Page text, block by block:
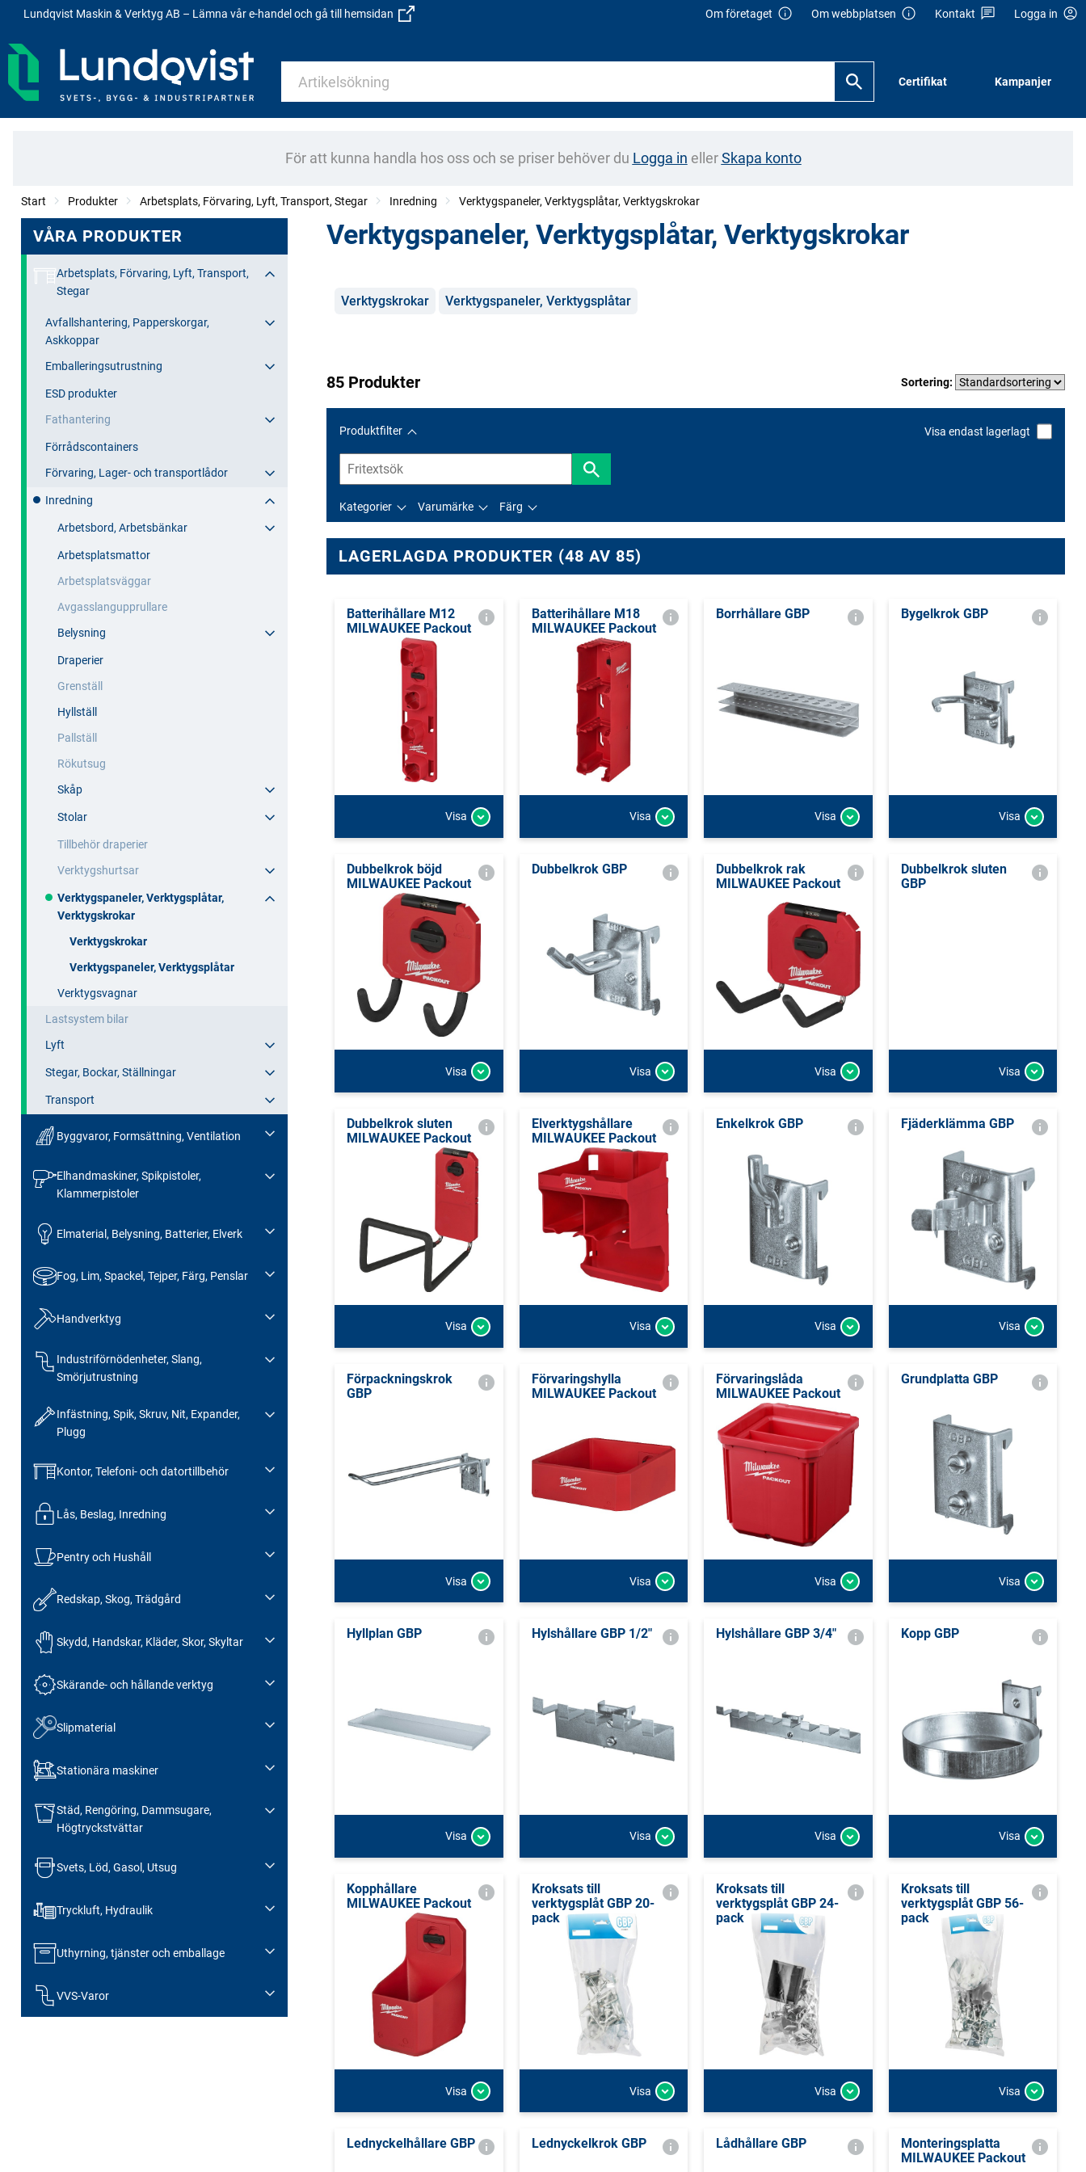
Lundqvist Maskin & Verktyg AB – Lämna vår e-handel och gå till hemsidan Om företaget Om webbplatsen Kontakt Logga in
Certifikat Kampanjer
För att kunna handla hos oss och se priser behöver du Logga in ellerSkapa konto
Start Produkter Arbetsplats, Förvaring, Lyft, Transport, Stegar Inredning Verktygspaneler, Verktygsplåtar, Verktygskrokar
VÅRA PRODUKTER
Arbetsplats, Förvaring, Lyft, Transport,
Stegar
Avfallshantering, Papperskorgar,
Askkoppar
Emballeringsutrustning
ESD produkter
Fathantering
Förrådscontainers
Förvaring, Lager- och transportlådor
Inredning
Arbetsbord, Arbetsbänkar
Arbetsplatsmattor
Arbetsplatsväggar
Avgasslangupprullare
Belysning
Draperier
Grenställ
Hyllställ
Pallställ
Rökutsug
Skåp
Stolar
Tillbehör draperier
Verktygshurtsar
Verktygspaneler, Verktygsplåtar,
Verktygskrokar
Verktygskrokar
Verktygspaneler, Verktygsplåtar
Verktygsvagnar
Lastsystem bilar
Lyft
Stegar, Bockar, Ställningar
Transport
Byggvaror, Formsättning, Ventilation
Elhandmaskiner, Spikpistoler,
Klammerpistoler
Elmaterial, Belysning, Batterier, Elverk
Fog, Lim, Spackel, Tejper, Färg, Penslar
Handverktyg
Industriförnödenheter, Slang,
Smörjutrustning
Infästning, Spik, Skruv, Nit, Expander,
Plugg
Kontor, Telefoni- och datortillbehör
Lås, Beslag, Inredning
Pentry och Hushåll
Redskap, Skog, Trädgård
Skydd, Handskar, Kläder, Skor, Skyltar
Skärande- och hållande verktyg
Slipmaterial
Stationära maskiner
Städ, Rengöring, Dammsugare,
Högtryckstvättar
Svets, Löd, Gasol, Utsug
Tryckluft, Hydraulik
Uthyrning, tjänster och emballage
VVS-Varor
Verktygspaneler, Verktygsplåtar, Verktygskrokar
Kategorier
Verktygskrokar Verktygspaneler, Verktygsplåtar
85 Produkter Sortering:
Produktfilter Visa endast lagerlagt
Kategorier Varumärke Färg
LAGERLAGDA PRODUKTER (48 AV 85)
Batterihållare M12
MILWAUKEE Packout
Visa
Batterihållare M18
MILWAUKEE Packout
Visa
Borrhållare GBP
Visa
Bygelkrok GBP
Visa
Dubbelkrok böjd
MILWAUKEE Packout
Visa
Dubbelkrok GBP
Visa
Dubbelkrok rak
MILWAUKEE Packout
Visa
Dubbelkrok sluten
GBP
Visa
Dubbelkrok sluten
MILWAUKEE Packout
Visa
Elverktygshållare
MILWAUKEE Packout
Visa
Enkelkrok GBP
Visa
Fjäderklämma GBP
Visa
Förpackningskrok
GBP
Visa
Förvaringshylla
MILWAUKEE Packout
Visa
Förvaringslåda
MILWAUKEE Packout
Visa
Grundplatta GBP
Visa
Hyllplan GBP
Visa
Hylshållare GBP 1/2"
Visa
Hylshållare GBP 3/4"
Visa
Kopp GBP
Visa
Kopphållare
MILWAUKEE Packout
Visa
Kroksats till
verktygsplåt GBP 20-
pack
Visa
Kroksats till
verktygsplåt GBP 24-
pack
Visa
Kroksats till
verktygsplåt GBP 56-
pack
Visa
Lednyckelhållare GBP Lednyckelkrok GBP Lådhållare GBP
Monteringsplatta
MILWAUKEE Packout